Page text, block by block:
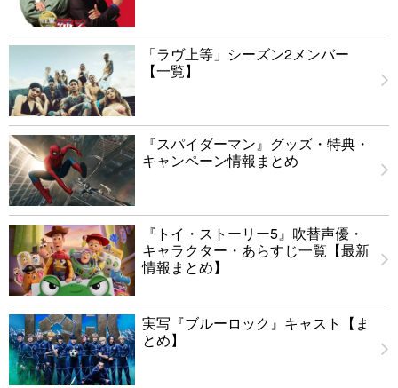
「ラヴ上等」シーズン2メンバー
【一覧】
『スパイダーマン』グッズ・特典・
キャンペーン情報まとめ
『トイ・ストーリー5』吹替声優・
キャラクター・あらすじ一覧【最新
情報まとめ】
実写『ブルーロック』キャスト【ま
とめ】